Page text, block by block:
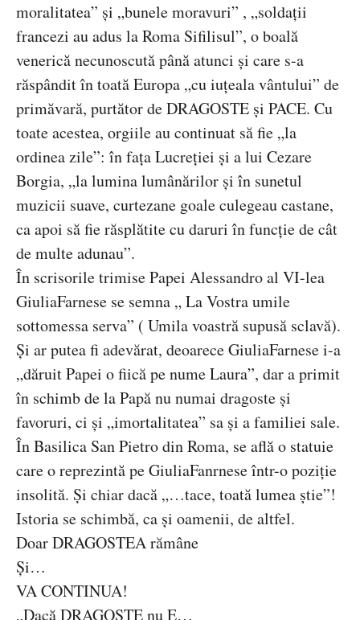
moralitatea” și „bunele moravuri” , „soldații
francezi au adus la Roma Sifilisul”, o boală
venerică necunoscută până atunci și care s-a
răspândit în toată Europa „cu iuțeala vântului” de
primăvară, purtător de DRAGOSTE și PACE. Cu
toate acestea, orgiile au continuat să fie „la
ordinea zile”: în fața Lucreției și a lui Cezare
Borgia, „la lumina lumânărilor și în sunetul
muzicii suave, curtezane goale culegeau castane,
ca apoi să fie răsplătite cu daruri în funcție de cât
de multe adunau”.
În scrisorile trimise Papei Alessandro al VI-lea
GiuliaFarnese se semna „ La Vostra umile
sottomessa serva” ( Umila voastră supusă sclavă).
Și ar putea fi adevărat, deoarece GiuliaFarnese i-a
„dăruit Papei o fiică pe nume Laura”, dar a primit
în schimb de la Papă nu numai dragoste și
favoruri, ci și „imortalitatea” sa și a familiei sale.
În Basilica San Pietro din Roma, se află o statuie
care o reprezintă pe GiuliaFanrnese într-o poziție
insolită. Și chiar dacă „…tace, toată lumea știe”!
Istoria se schimbă, ca și oamenii, de altfel.
Doar DRAGOSTEA rămâne
Și…
VA CONTINUA!
„Dacă DRAGOSTE nu E…